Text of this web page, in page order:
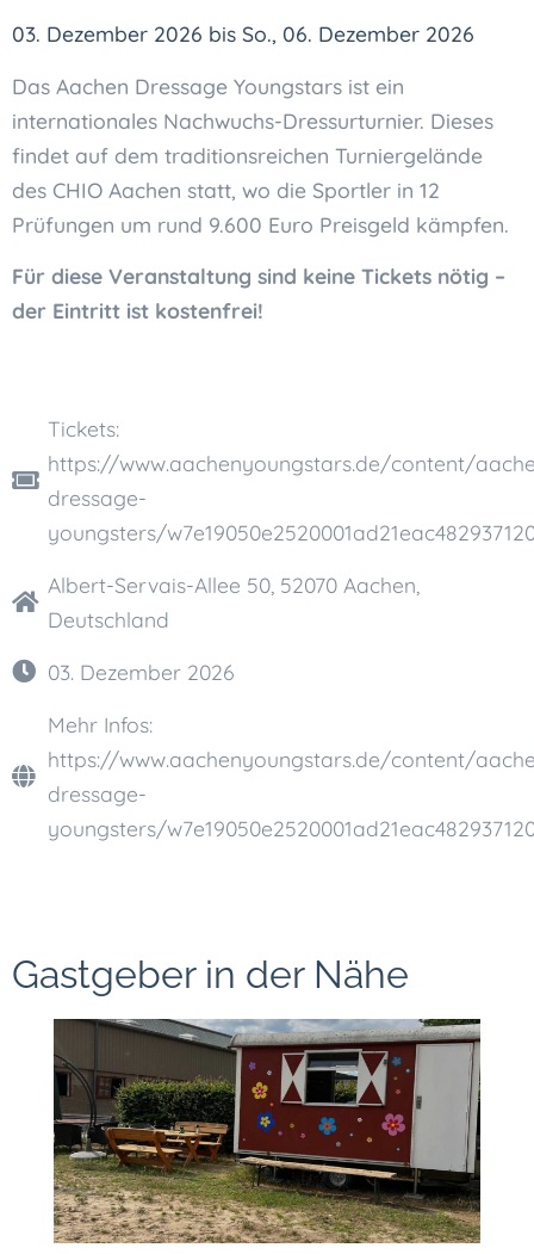
03. Dezember 2026 bis So., 06. Dezember 2026
Das Aachen Dressage Youngstars ist ein
internationales Nachwuchs-Dressurturnier. Dieses
findet auf dem traditionsreichen Turniergelände
des CHIO Aachen statt, wo die Sportler in 12
Prüfungen um rund 9.600 Euro Preisgeld kämpfen.
Für diese Veranstaltung sind keine Tickets nötig –
der Eintritt ist kostenfrei!
Tickets:
https://www.aachenyoungstars.de/content/
dressage-
youngsters/
Albert-Servais-Allee 50, 52070 Aachen,
Deutschland
03. Dezember 2026
Mehr Infos:
https://www.aachenyoungstars.de/content/
dressage-
youngsters/
Gastgeber in der Nähe